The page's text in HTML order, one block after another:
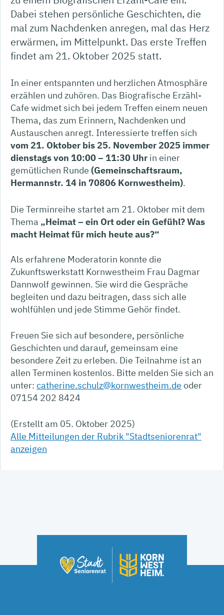
Dabei stehen persönliche Geschichten, die
mal zum Nachdenken anregen, mal das Herz
erwärmen, im Mittelpunkt. Das erste Treffen
findet am 21. Oktober 2025 statt.
In einer entspannten und herzlichen Atmosphäre
erzählen und zuhören. Das Biografische Erzähl-
Cafe widmet sich bei jedem Treffen einem neuen
Thema, das zum Erinnern, Nachdenken und
Austauschen anregt. Interessierte treffen sich
vom 21. Oktober bis 25. November 2025 immer
dienstags von 10:00 – 11:30 Uhr in einer
gemütlichen Runde (Gemeinschaftsraum,
Hermannstr. 14 in 70806 Kornwestheim).
Die Terminreihe startet am 21. Oktober mit dem
Thema „Heimat – ein Ort oder ein Gefühl? Was
macht Heimat für mich heute aus?“
Als erfahrene Moderatorin konnte die
Zukunftswerkstatt Kornwestheim Frau Dagmar
Dannwolf gewinnen. Sie wird die Gespräche
begleiten und dazu beitragen, dass sich alle
wohlfühlen und jede Stimme Gehör findet.
Freuen Sie sich auf besondere, persönliche
Geschichten und darauf, gemeinsam eine
besondere Zeit zu erleben. Die Teilnahme ist an
allen Terminen kostenlos. Bitte melden Sie sich an
unter: catherine.schulz@kornwestheim.de oder
07154 202 8424
(Erstellt am 05. Oktober 2025)
Alle Mitteilungen der Rubrik "Stadtseniorenrat"
anzeigen